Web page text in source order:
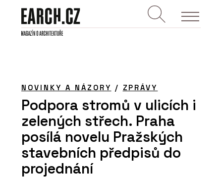
NOVINKY A NÁZORY / ZPRÁVY
Podpora stromů v ulicích i
zelených střech. Praha
posílá novelu Pražských
stavebních předpisů do
projednání